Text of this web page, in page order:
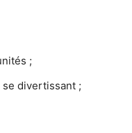
;
divertissant ;